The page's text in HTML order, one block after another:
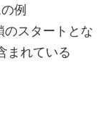
例
スタートとな
まれている